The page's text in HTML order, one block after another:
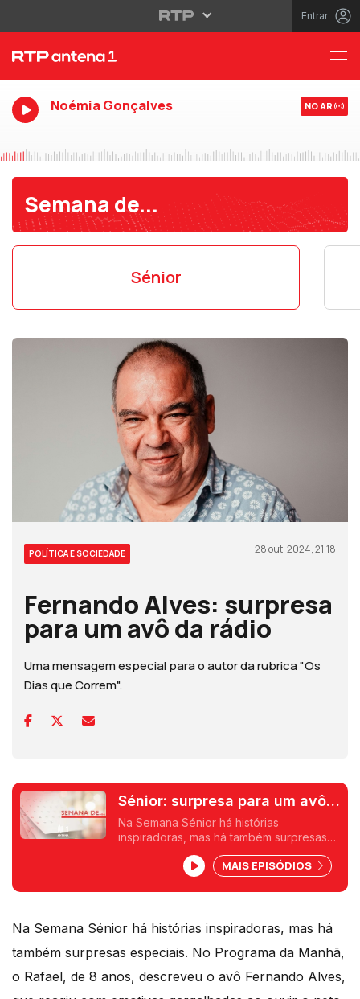
Entrar
Noémia Gonçalves NO AR
Semana de...
Sénior
POLÍTICA E SOCIEDADE 28 out, 2024, 21:18
Fernando Alves: surpresa
para um avô da rádio
Uma mensagem especial para o autor da rubrica "Os
Dias que Correm".
Sénior: surpresa para um avô
da rádio
Na Semana Sénior há histórias
inspiradoras, mas há também surpresas
Rafael, de 8 anos, descreveu o avô
Fernando Alves que reagiu com emotivas
gargalhadas ao ouvir o neto na rádio.
MAIS EPISÓDIOS
Na Semana Sénior há histórias inspiradoras, mas há
também surpresas especiais. No Programa da Manhã,
o Rafael, de 8 anos, descreveu o avô Fernando Alves,